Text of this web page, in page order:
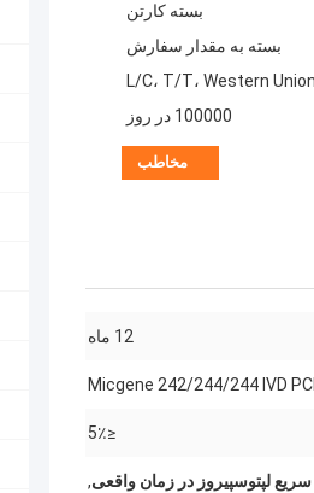
بسته کارتن
بسته به مقدار سفارش
L/C، T/T، Western Union
100000 در روز
مخاطب
12 ماه
Micgene 242/244/244 IVD
≤5٪
لپتوسپیروز در زمان واقعی,